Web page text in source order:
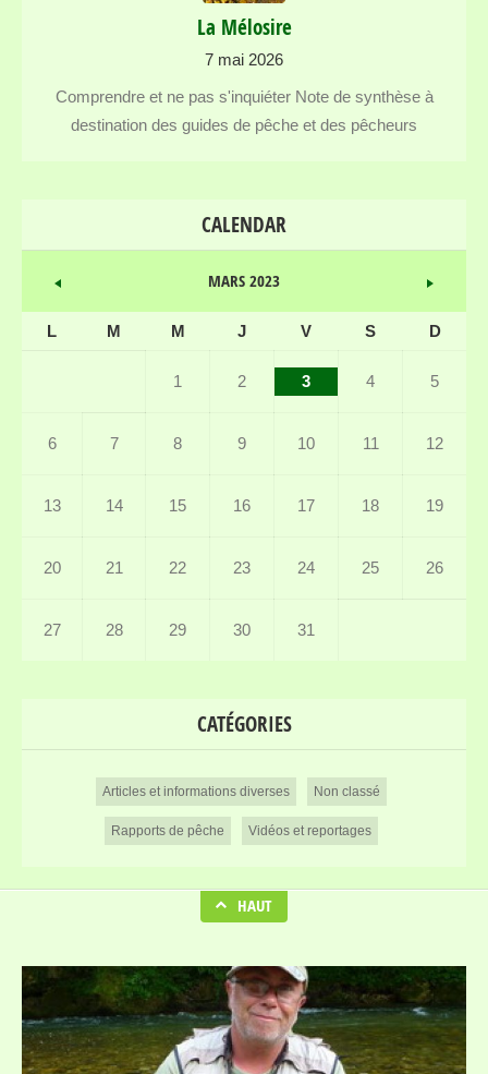
La Mélosire
7 mai 2026
Comprendre et ne pas s'inquiéter Note de synthèse à
destination des guides de pêche et des pêcheurs
CALENDAR
MARS 2023
L M M J V S D
1 2 3 4 5
6 7 8 9 10 11 12
13 14 15 16 17 18 19
20 21 22 23 24 25 26
27 28 29 30 31
CATÉGORIES
Articles et informations diverses Non classé
Rapports de pêche Vidéos et reportages
HAUT